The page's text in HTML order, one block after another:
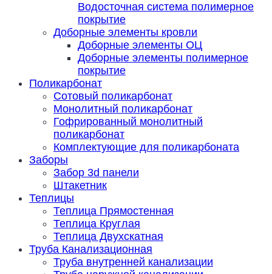
Водосточная система полимерное
покрытие
Доборные элементы кровли
Доборные элементы ОЦ
Доборные элементы полимерное
покрытие
Поликарбонат
Сотовый поликарбонат
Монолитный поликарбонат
Гофрированный монолитный
поликарбонат
Комплектующие для поликарбоната
Заборы
Забор 3d панели
Штакетник
Теплицы
Теплица Прямостенная
Теплица Круглая
Теплица Двухскатная
Труба Канализационная
Труба внутренней канализации